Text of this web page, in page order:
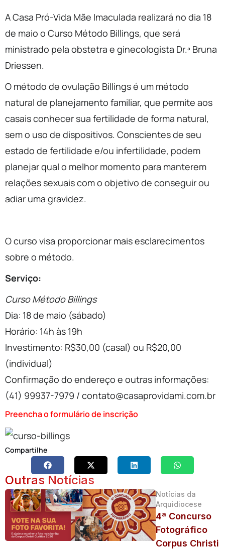
A Casa Pró-Vida Mãe Imaculada realizará no dia 18
de maio o Curso Método Billings, que será
ministrado pela obstetra e ginecologista Dr.ª Bruna
Driessen.
O método de ovulação Billings é um método
natural de planejamento familiar, que permite aos
casais conhecer sua fertilidade de forma natural,
sem o uso de dispositivos. Conscientes de seu
estado de fertilidade e/ou infertilidade, podem
planejar qual o melhor momento para manterem
relações sexuais com o objetivo de conseguir ou
adiar uma gravidez.
O curso visa proporcionar mais esclarecimentos
sobre o método.
Serviço:
Curso Método Billings
Dia: 18 de maio (sábado)
Horário: 14h às 19h
Investimento: R$30,00 (casal) ou R$20,00
(individual)
Confirmação do endereço e outras informações:
(41) 99937-7979 / contato@casaprovidami.com.br
Preencha o formulário de inscrição
Compartilhe
Outras Notícias
Notícias da
Arquidiocese
4ª Concurso
Fotográfico
Corpus Christi